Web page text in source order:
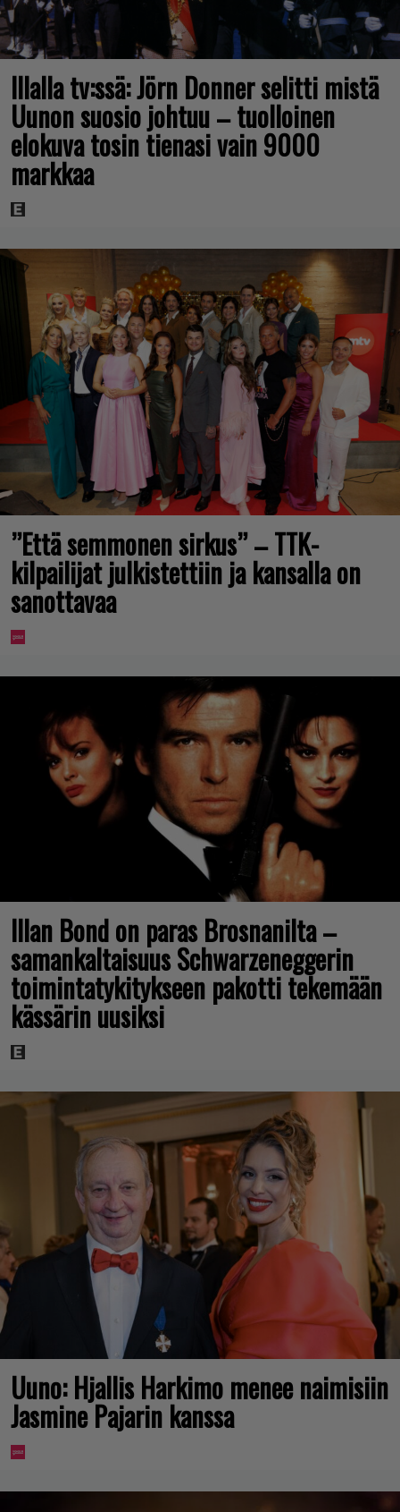
Illalla tv:ssä: Jörn Donner selitti mistä
Uunon suosio johtuu – tuolloinen
elokuva tosin tienasi vain 9000
markkaa
”Että semmonen sirkus” – TTK-
kilpailijat julkistettiin ja kansalla on
sanottavaa
Illan Bond on paras Brosnanilta –
samankaltaisuus Schwarzeneggerin
toimintatykitykseen pakotti tekemään
kässärin uusiksi
Uuno: Hjallis Harkimo menee naimisiin
Jasmine Pajarin kanssa